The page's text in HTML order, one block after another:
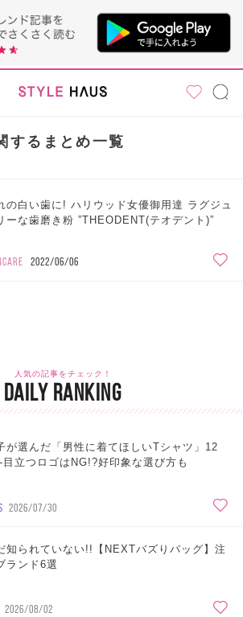
するまとめ一覧
の白い歯に! ハリウッド女優御用達 ラグジュ
ーな歯磨き粉 ”THEODENT(テオデント)”
2022/06/06
人気の記事をチェック！
DAILY RANKING
が選んだ「男性に着てほしいTシャツ」12
立つロゴはNG!?好印象な選び方も
2026/07/30
知られていない!!【NEXTバズりバッグ】注
ランド6選
2026/08/02